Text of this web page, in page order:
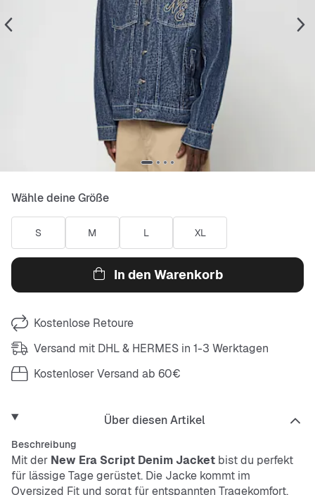
Wähle deine Größe
S M L XL
In den Warenkorb
Kostenlose Retoure
Versand mit DHL & HERMES in 1-3 Werktagen
Kostenloser Versand ab 60€
Über diesen Artikel
Beschreibung
Mit der New Era Script Denim Jacket bist du perfekt
für lässige Tage gerüstet. Die Jacke kommt im
Oversized Fit und sorgt für entspannten Tragekomfort.